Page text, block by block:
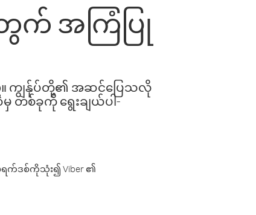
တွက် အကြံပြု
ည်။ ကျွန်ုပ်တို့၏ အဆင်ပြေသလို
တစ်ခုကို ရွေးချယ်ပါ-
က်ဒစ်ကိုသုံး၍ Viber ၏